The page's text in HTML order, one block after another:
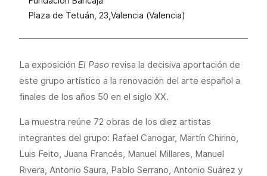
Plaza de Tetuán, 23,Valencia (Valencia)
La exposición El Paso revisa la decisiva aportación de
este grupo artístico a la renovación del arte español a
finales de los años 50 en el siglo XX.
La muestra reúne 72 obras de los diez artistas
integrantes del grupo: Rafael Canogar, Martín Chirino,
Luis Feito, Juana Francés, Manuel Millares, Manuel
Rivera, Antonio Saura, Pablo Serrano, Antonio Suárez y